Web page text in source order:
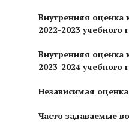
Внутренняя оценка
2022-2023 учебного
Внутренняя оценка
2023-2024 учебного
Независимая
Часто задаваемые